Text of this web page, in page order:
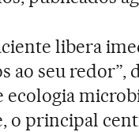
libera
ao seu redor”,
ecologia
o principal